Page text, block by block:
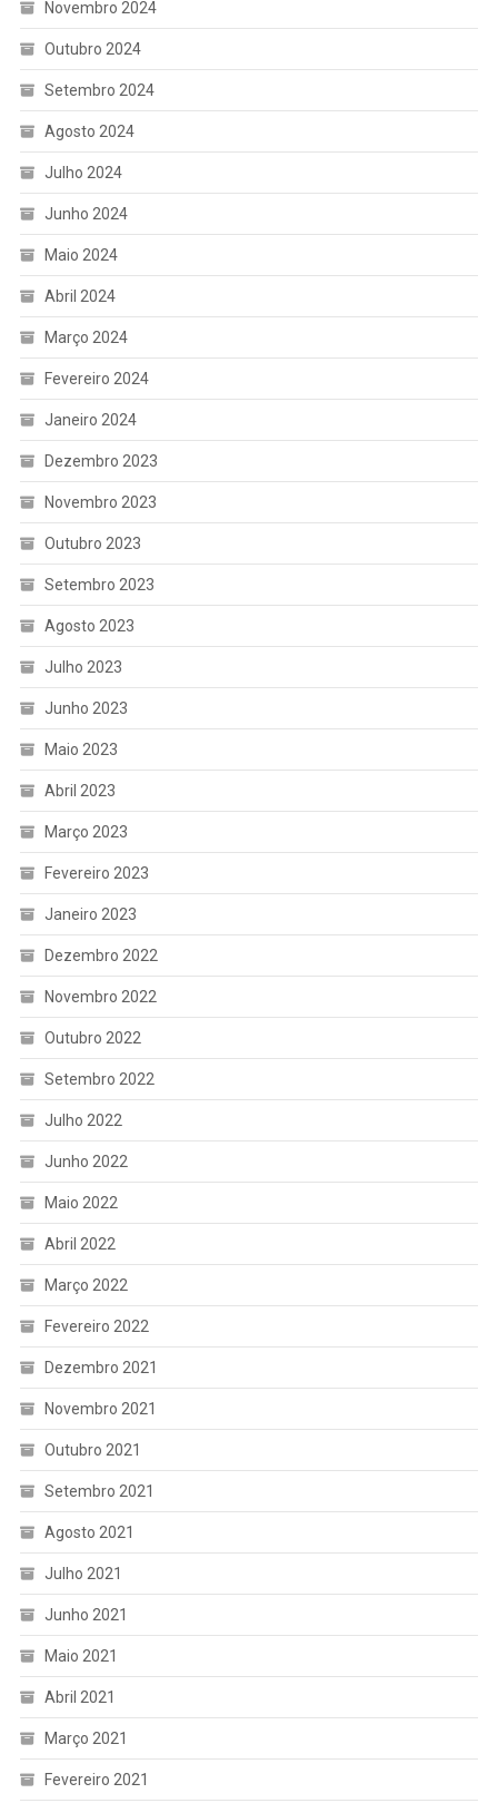
Novembro 2024
Outubro 2024
Setembro 2024
Agosto 2024
Julho 2024
Junho 2024
Maio 2024
Abril 2024
Março 2024
Fevereiro 2024
Janeiro 2024
Dezembro 2023
Novembro 2023
Outubro 2023
Setembro 2023
Agosto 2023
Julho 2023
Junho 2023
Maio 2023
Abril 2023
Março 2023
Fevereiro 2023
Janeiro 2023
Dezembro 2022
Novembro 2022
Outubro 2022
Setembro 2022
Julho 2022
Junho 2022
Maio 2022
Abril 2022
Março 2022
Fevereiro 2022
Dezembro 2021
Novembro 2021
Outubro 2021
Setembro 2021
Agosto 2021
Julho 2021
Junho 2021
Maio 2021
Abril 2021
Março 2021
Fevereiro 2021